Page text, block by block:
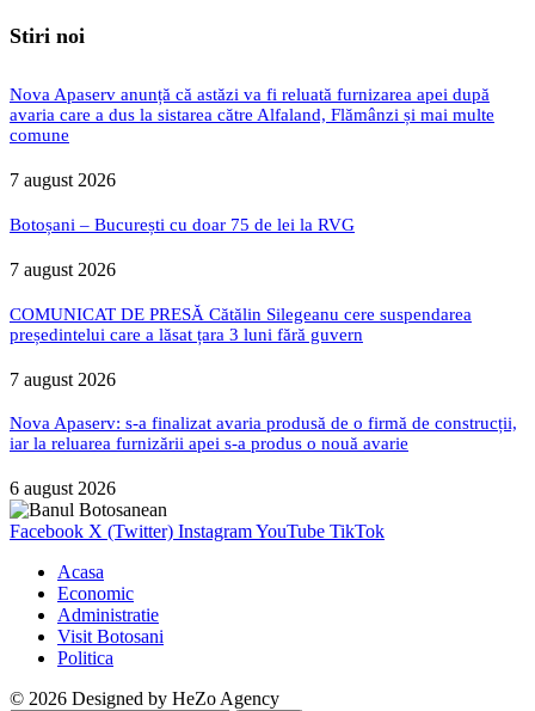
Stiri noi
Nova Apaserv anunță că astăzi va fi reluată furnizarea apei după
avaria care a dus la sistarea către Alfaland, Flămânzi și mai multe
comune
7 august 2026
Botoșani – București cu doar 75 de lei la RVG
7 august 2026
COMUNICAT DE PRESĂ Cătălin Silegeanu cere suspendarea
președintelui care a lăsat țara 3 luni fără guvern
7 august 2026
Nova Apaserv: s-a finalizat avaria produsă de o firmă de construcții,
iar la reluarea furnizării apei s-a produs o nouă avarie
6 august 2026
Facebook X (Twitter) InstagramYouTube TikTok
Acasa
Economic
Administratie
Visit Botosani
Politica
© 2026 Designed by HeZo Agency